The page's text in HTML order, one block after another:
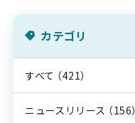
カテゴリ
すべて （421）
ニュースリリース （156）